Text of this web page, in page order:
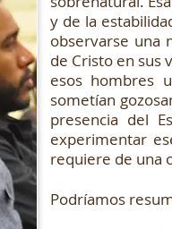
y de la
observarse una
de Cristo en sus
esos hombres
sometían
presencia del
experimentar
requiere de una
Podríamos